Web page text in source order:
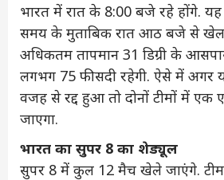
भारत में रात के 8:00 बजे रहे होंगे.
समय के मुताबिक रात आठ बजे से खेला
अधिकतम तापमान 31 डिग्री के
लगभग 75 फीसदी रहेगी. ऐसे में अगर
वजह से रद्द हुआ तो दोनों टीमों में एक
जाएगा.
भारत का सुपर 8 का शेड्यूल
सुपर 8 में कुल 12 मैच खेले जाएंगे. टीम